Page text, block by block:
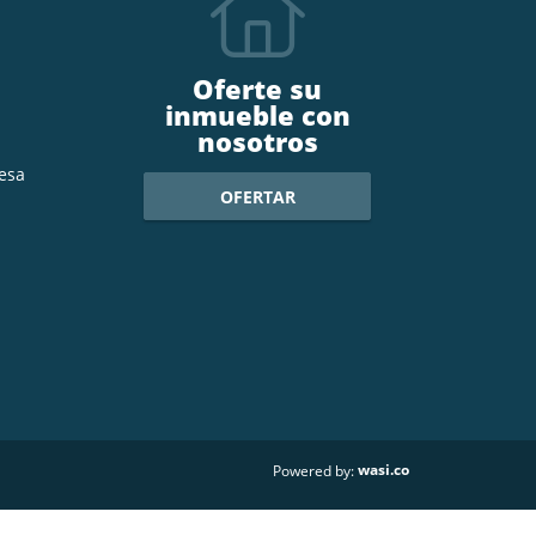
Oferte su
inmueble con
nosotros
OFERTAR
Powered by:wasi.co